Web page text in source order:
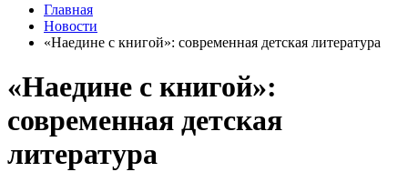
Главная
Новости
«Наедине с книгой»: современная детская литература
«Наедине с книгой»:
современная детская
литература